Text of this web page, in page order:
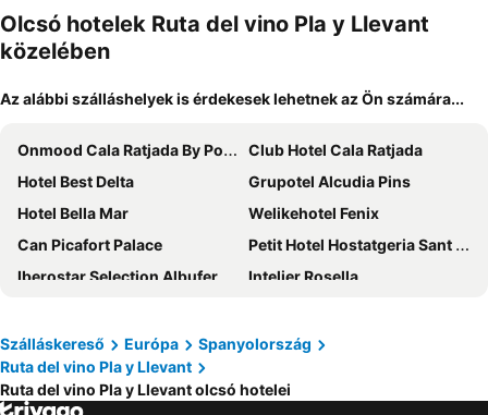
Olcsó hotelek Ruta del vino Pla y Llevant
közelében
Az alábbi szálláshelyek is érdekesek lehetnek az Ön számára...
Onmood Cala Ratjada By Portblue Hotels
Club Hotel Cala Ratjada
Hotel Best Delta
Grupotel Alcudia Pins
Hotel Bella Mar
Welikehotel Fenix
Can Picafort Palace
Petit Hotel Hostatgeria Sant Salvador
Iberostar Selection Albufera Park
Intelier Rosella
THB Guya Playa
BJ Apartamentos Club Sa Coma
BG Tonga Tower
Hotel Octopus
Hotel Castell Dels Hams
Szálláskereső Európa
Spanyolország
Ruta del vino Pla y Llevant
Ruta del vino Pla y Llevant olcsó hotelei